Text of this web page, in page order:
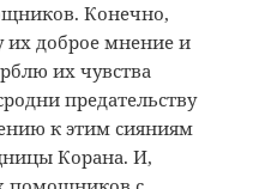
Конечно,
их доброе мнение и
их чувства
предательству
к этим сияниям
Корана. И,